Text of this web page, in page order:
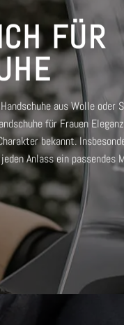
FÜR
aus Wolle oder
für Frauen
bekannt.
Anlass ein passendes